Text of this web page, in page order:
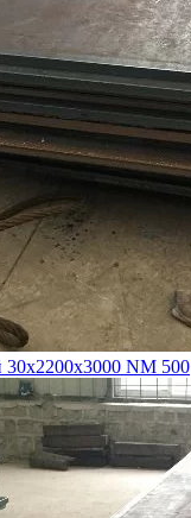
30х2200х3000 NM 500